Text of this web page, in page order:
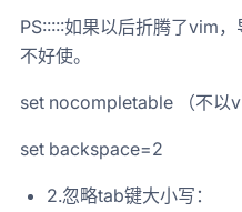
PS:::::如果以后折腾了vim
不好使。
set nocompletable （不以vi
set backspace=2
2.忽略tab键大小写：